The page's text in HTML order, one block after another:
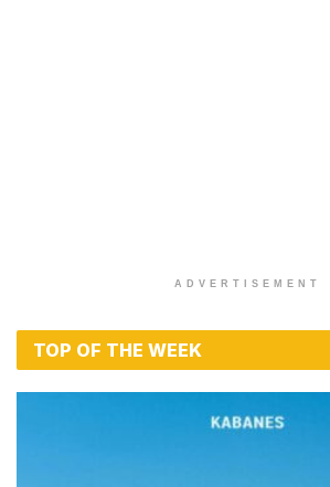
ADVERTISEMENT
TOP OF THE WEEK